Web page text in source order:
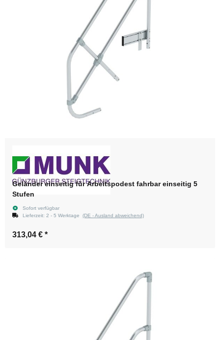
Geländer einseitig für Arbeitspodest fahrbar einseitig 5
Stufen
Sofort verfügbar
Lieferzeit: 2 - 5 Werktage (DE - Ausland abweichend)
313,04 € *